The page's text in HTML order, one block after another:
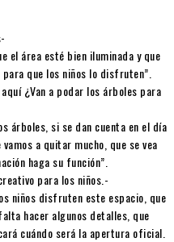
el área esté bien iluminada y que
que los niños lo disfruten”.
¿Van a podar los árboles para
árboles, si se dan cuenta en el día
a quitar mucho, que se vea
haga su función”.
para los niños.-
niños disfruten este espacio, que
hacer algunos detalles, que
cuándo será la apertura oficial.